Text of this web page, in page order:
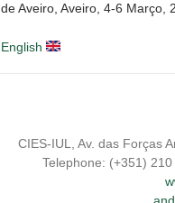
de Aveiro, Aveiro, 4-6 Março,
English
CIES-IUL, Av. das Forças
Telephone: (+351)